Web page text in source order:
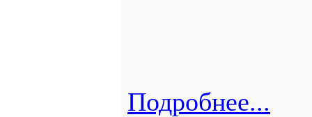
Подробнее...